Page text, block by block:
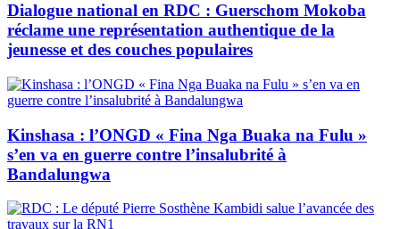
Dialogue national en RDC : Guerschom Mokoba
réclame une représentation authentique de la
jeunesse et des couches populaires
Kinshasa : l’ONGD « Fina Nga Buaka na Fulu »
s’en va en guerre contre l’insalubrité à
Bandalungwa